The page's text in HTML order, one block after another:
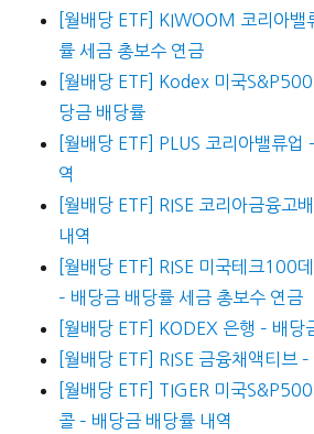
[월배당 ETF] KIWOOM 코리아밸
률 세금 총보수 연금
[월배당 ETF] Kodex 미국
당금 배당률
[월배당 ETF] PLUS 코리아밸류업
역
[월배당 ETF] RISE 코리아금융고
내역
[월배당 ETF] RISE 미국테크100
– 배당금 배당률 세금 총보수 연금
[월배당 ETF] KODEX 은행 – 배당
[월배당 ETF] RISE 금융채액티브
[월배당 ETF] TIGER 미국
콜 – 배당금 배당률 내역